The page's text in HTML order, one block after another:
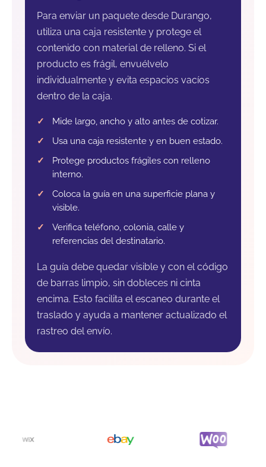
Para enviar un paquete desde Durango,
utiliza una caja resistente y protege el
contenido con material de relleno. Si el
producto es frágil, envuélvelo
individualmente y evita espacios vacíos
dentro de la caja.
Mide largo, ancho y alto antes de cotizar.
Usa una caja resistente y en buen estado.
Protege productos frágiles con relleno
interno.
Coloca la guía en una superficie plana y
visible.
Verifica teléfono, colonia, calle y
referencias del destinatario.
La guía debe quedar visible y con el código
de barras limpio, sin dobleces ni cinta
encima. Esto facilita el escaneo durante el
traslado y ayuda a mantener actualizado el
rastreo del envío.